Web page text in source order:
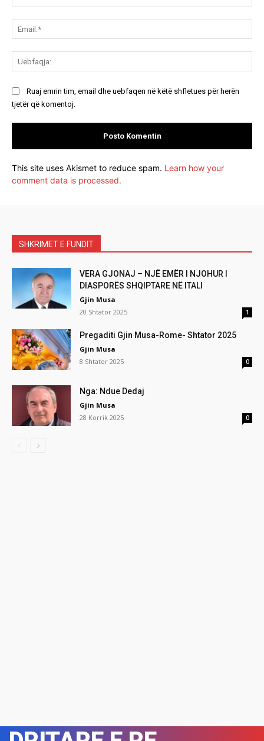
Ruaj emrin tim, email dhe uebfaqen në këtë shfletues për herën
tjetër që komentoj.
This site uses Akismet to reduce spam. Learn how your
comment data is processed.
SHKRIMET E FUNDIT
VERA GJONAJ – NJË EMËR I NJOHUR I
DIASPORËS SHQIPTARE NË ITALI
Gjin Musa
20 Shtator 2025
1
Pregaditi Gjin Musa-Rome- Shtator 2025
Gjin Musa
8 Shtator 2025
0
Nga: Ndue Dedaj
Gjin Musa
28 Korrik 2025
0